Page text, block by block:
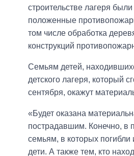
строительстве лагеря
положенные
том числе обработка
конструкций
Семьям детей,
детского лагеря, который
сентября, окажут
«Будет оказана
пострадавшим. Конечно, в
семьям, в которых погибли
дети. А также тем, кто